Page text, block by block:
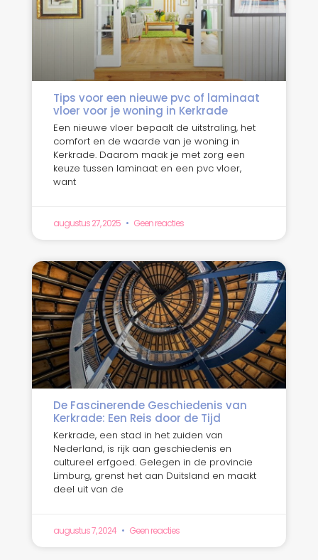
Tips voor een nieuwe pvc of laminaat
vloer voor je woning in Kerkrade
Een nieuwe vloer bepaalt de uitstraling, het
comfort en de waarde van je woning in
Kerkrade. Daarom maak je met zorg een
keuze tussen laminaat en een pvc vloer,
want
augustus 27, 2025 Geen reacties
De Fascinerende Geschiedenis van
Kerkrade: Een Reis door de Tijd
Kerkrade, een stad in het zuiden van
Nederland, is rijk aan geschiedenis en
cultureel erfgoed. Gelegen in de provincie
Limburg, grenst het aan Duitsland en maakt
deel uit van de
augustus 7, 2024 Geen reacties